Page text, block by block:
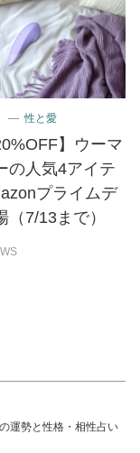
性と愛
】ウーマ
の人気4アイテ
プライムデ
（7/13まで）
運勢と性格・相性占い